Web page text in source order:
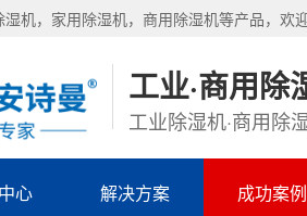
机，家用除湿机，商用除湿机等产品，欢
工业·商用除
工业除湿机·商用除
心 解决方案 成功案例